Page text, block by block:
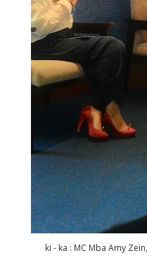
ki - ka : MC Mba Amy